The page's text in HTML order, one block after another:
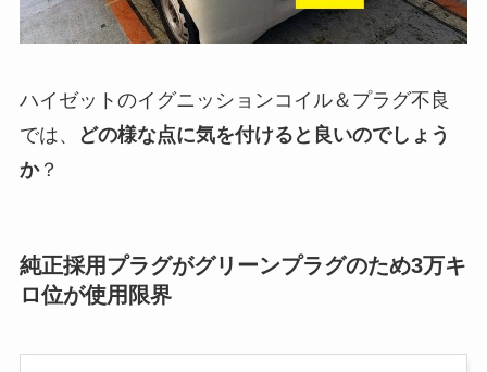
ハイゼットのイグニッションコイル＆プラグ不良
では、
どの様な点に気を付けると良いのでしょう
か？
純正採用プラグがグリーンプラグのため3万キ
ロ位が使用限界